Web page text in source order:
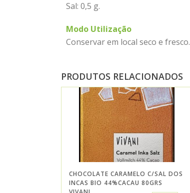
Sal: 0,5 g.
Modo Utilização
Conservar em local seco e fresco.
PRODUTOS RELACIONADOS
CHOCOLATE CARAMELO C/SAL DOS
INCAS BIO 44%CACAU 80GRS